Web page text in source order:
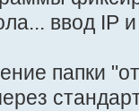
ввод IP
папки